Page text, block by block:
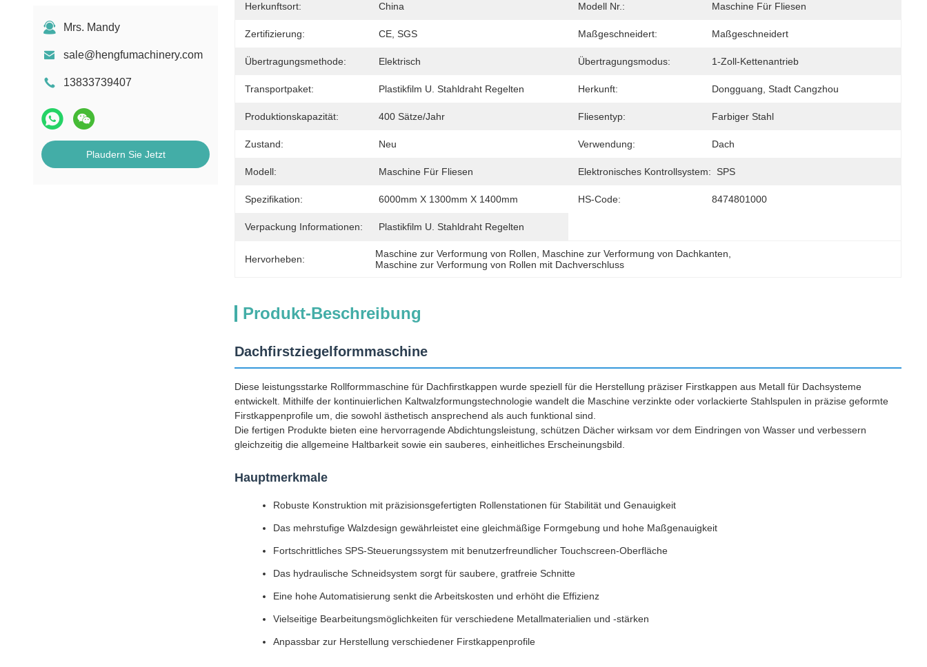
Mrs. Mandy
sale@hengfumachinery.com
13833739407
Plaudern Sie Jetzt
Herkunftsort: China Modell Nr.: Maschine Für Fliesen
Zertifizierung: CE, SGS Maßgeschneidert: Maßgeschneidert
Übertragungsmethode: Elektrisch Übertragungsmodus: 1-Zoll-Kettenantrieb
Transportpaket: Plastikfilm U. Stahldraht Regelten Herkunft: Dongguang, Stadt Cangzhou
Produktionskapazität: 400 Sätze/Jahr Fliesentyp: Farbiger Stahl
Zustand: Neu Verwendung: Dach
Modell: Maschine Für Fliesen Elektronisches Kontrollsystem: SPS
Spezifikation: 6000mm X 1300mm X 1400mm HS-Code: 8474801000
Verpackung Informationen: Plastikfilm U. Stahldraht Regelten
Hervorheben: Maschine zur Verformung von Rollen Maschine zur Verformung von Dachkanten
Maschine zur Verformung von Rollen mit Dachverschluss
Produkt-Beschreibung
Dachfirstziegelformmaschine
Diese leistungsstarke Rollformmaschine für Dachfirstkappen wurde speziell für die Herstellung präziser Firstkappen aus Metall für Dachsysteme
entwickelt. Mithilfe der kontinuierlichen Kaltwalzformungstechnologie wandelt die Maschine verzinkte oder vorlackierte Stahlspulen in präzise geformte
Firstkappenprofile um, die sowohl ästhetisch ansprechend als auch funktional sind.
Die fertigen Produkte bieten eine hervorragende Abdichtungsleistung, schützen Dächer wirksam vor dem Eindringen von Wasser und verbessern
gleichzeitig die allgemeine Haltbarkeit sowie ein sauberes, einheitliches Erscheinungsbild.
Hauptmerkmale
Robuste Konstruktion mit präzisionsgefertigten Rollenstationen für Stabilität und Genauigkeit
Das mehrstufige Walzdesign gewährleistet eine gleichmäßige Formgebung und hohe Maßgenauigkeit
Fortschrittliches SPS-Steuerungssystem mit benutzerfreundlicher Touchscreen-Oberfläche
Das hydraulische Schneidsystem sorgt für saubere, gratfreie Schnitte
Eine hohe Automatisierung senkt die Arbeitskosten und erhöht die Effizienz
Vielseitige Bearbeitungsmöglichkeiten für verschiedene Metallmaterialien und -stärken
Anpassbar zur Herstellung verschiedener Firstkappenprofile